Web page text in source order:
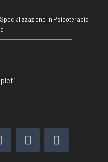
in Psicoterapia
X
-
Y
o